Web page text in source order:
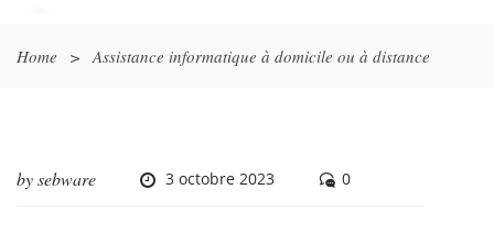
Home > Assistance informatique à domicile ou à distance
bysebware 3 octobre 2023 0